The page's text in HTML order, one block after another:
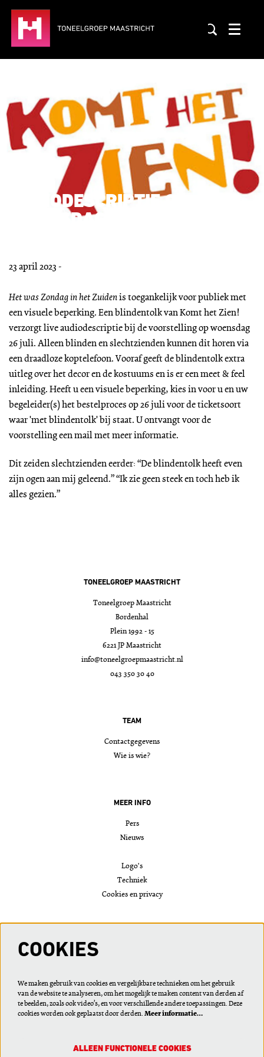
Menu
AUDIODESCRIPTIE OP
WOENSDAG 26 JULI
23 april 2023 -
Het was Zondag in het Zuidenis toegankelijk voor publiek met
een visuele beperking. Een blindentolk van Komt het Zien!
verzorgt live audiodescriptie bij de voorstelling op woensdag
26 juli. Alleen blinden en slechtzienden kunnen dit horen via
een draadloze koptelefoon. Vooraf geeft de blindentolk extra
uitleg over het decor en de kostuums en is er een meet & feel
inleiding. Heeft u een visuele beperking, kies in voor u en uw
begeleider(s) het bestelproces op 26 juli voor de ticketsoort
waar 'met blindentolk' bij staat. U ontvangt voor de
voorstelling een mail met meer informatie.
Dit zeiden slechtzienden eerder: “De blindentolk heeft even
zijn ogen aan mij geleend.” “Ik zie geen steek en toch heb ik
alles gezien.”
TONEELGROEP MAASTRICHT
Toneelgroep Maastricht
Bordenhal
Plein 1992 - 15
6221 JP Maastricht
info@toneelgroepmaastricht.nl
043 350 30 40
TEAM
Contactgegevens
Wie is wie?
MEER INFO
Pers
Nieuws
Logo's
Techniek
Cookies en privacy
Meld je aan voor de nieuwsbrief of wijzig je voorkeuren
AANMELDEN
COOKIES
We maken gebruik van cookies en vergelijkbare technieken om het gebruik
van de website te analyseren, om het mogelijk te maken content van derden af
te beelden, zoals ook video’s, en voor verschillende andere toepassingen. Deze
cookies worden ook geplaatst door derden. Meer informatie…
ALLEEN FUNCTIONELE COOKIES